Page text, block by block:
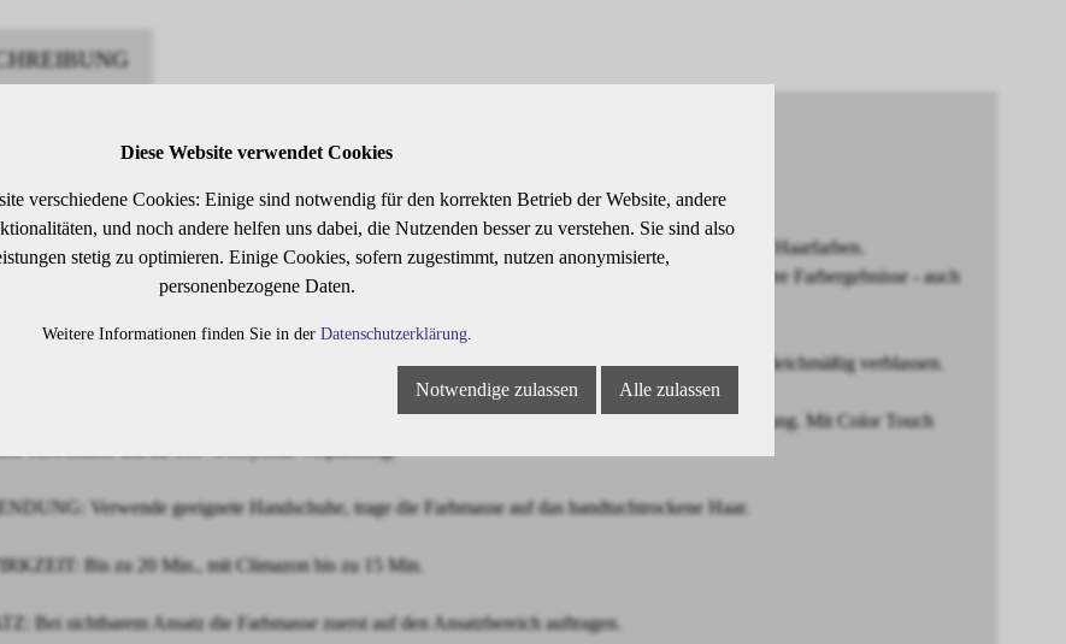
Intensivtönung
braun-intensiv
Professionals Color Touch ist eine demi-permanente Haartönung für ultimativen Glanz und strahlende Haarfarben.
Formel enthält die Metal Purifier Technology für mehr Farbsicherheit und somit noch zuverlässigere Farbergebnisse - auch
frei von Ammoniak, Silikonen und Mineralöl.
90 lebendige Farbtöne, untereinander mischbar. Lebendige Farbergebnisse, die nach 28 Wäschen gleichmäßig verblassen.
70 % Grauabdeckung mit harmonisch nachwachsendem Ansatz.
Anwendung mit Flasche oder Pinsel und Schale. Tropffreie Formel für eine ultrapräzise Anwendung. Mit Color Touch
Verwende geeignete Handschuhe, trage die Farbmasse auf das handtuchtrockene Haar.
Bis zu 20 Min., mit Climazon bis zu 15 Min.
Bei sichtbarem Ansatz die Farbmasse zuerst auf den Ansatzbereich auftragen.
Diese Website verwendet Cookies
verschiedene Cookies: Einige sind notwendig für den korrekten Betrieb der Website, andere
und noch andere helfen uns dabei, die Nutzenden besser zu verstehen. Sie sind also
stetig zu optimieren. Einige Cookies, sofern zugestimmt, nutzen anonymisierte,
personenbezogene Daten.
Weitere Informationen finden Sie in der Datenschutzerklärung.
Notwendige zulassen Alle zulassen